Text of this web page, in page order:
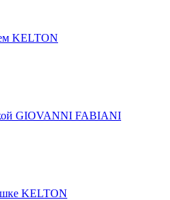
KELTON
GIOVANNI FABIANI
KELTON